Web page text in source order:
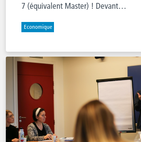
7 (équivalent Master) ! Devant…
Economique